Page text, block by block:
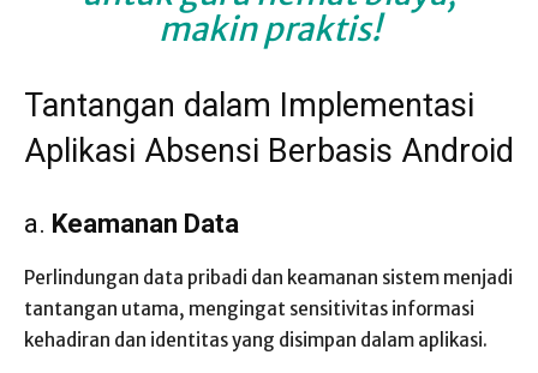
makin praktis!
Tantangan dalam Implementasi
Aplikasi Absensi Berbasis Android
a. Keamanan Data
Perlindungan data pribadi dan keamanan sistem menjadi
tantangan utama, mengingat sensitivitas informasi
kehadiran dan identitas yang disimpan dalam aplikasi.